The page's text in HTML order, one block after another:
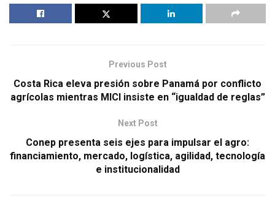
Previous Post
Costa Rica eleva presión sobre Panamá por conflicto
agrícolas mientras MICI insiste en “igualdad de reglas”
Next Post
Conep presenta seis ejes para impulsar el agro:
financiamiento, mercado, logística, agilidad, tecnología
e institucionalidad